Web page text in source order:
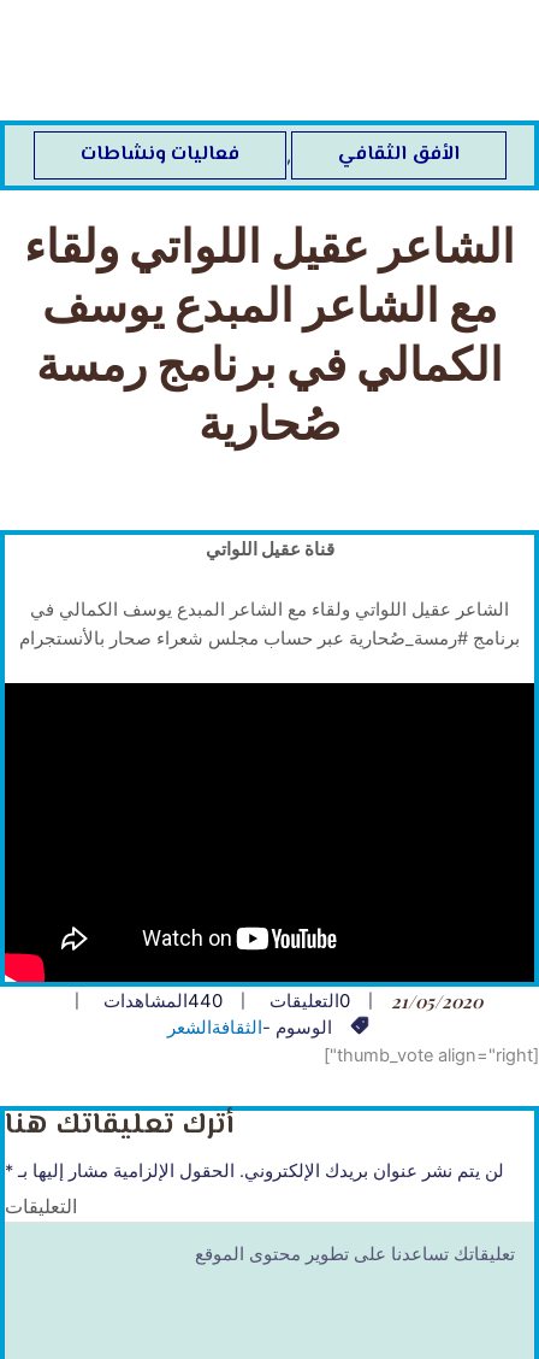
الأفق الثقافي , فعاليات ونشاطات
الشاعر عقيل اللواتي ولقاء
مع الشاعر المبدع يوسف
الكمالي في برنامج رمسة
صُحارية
قناة عقيل اللواتي
الشاعر عقيل اللواتي ولقاء مع الشاعر المبدع يوسف الكمالي في
برنامج #رمسة_صُحارية عبر حساب مجلس شعراء صحار بالأنستجرام
21/05/2020
0التعليقات 440المشاهدات
الوسوم -الثقافةالشعر
[thumb_vote align="right"]
أترك تعليقاتك هنا
لن يتم نشر عنوان بريدك الإلكتروني. الحقول الإلزامية مشار إليها بـ *
التعليقات